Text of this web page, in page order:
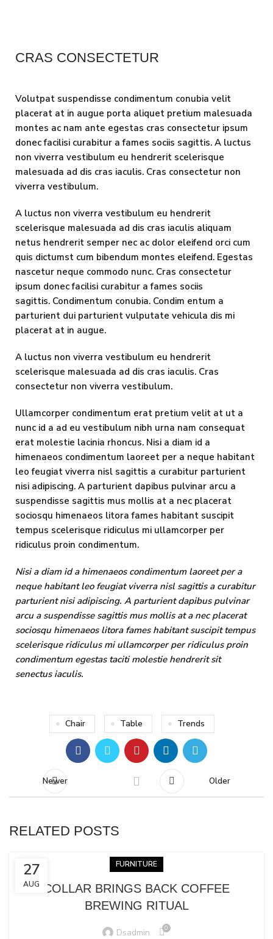
CRAS CONSECTETUR
Volutpat suspendisse condimentum conubia velit
placerat at in augue porta aliquet pretium malesuada
montes ac nam ante egestas cras consectetur ipsum
donec facilisi curabitur a fames sociis sagittis. A luctus
non viverra vestibulum eu hendrerit scelerisque
malesuada ad dis cras iaculis. Cras consectetur non
viverra vestibulum.
A luctus non viverra vestibulum eu hendrerit
scelerisque malesuada ad dis cras iaculis aliquam
netus hendrerit semper nec ac dolor eleifend orci cum
quis dictumst cum bibendum montes eleifend. Egestas
nascetur neque commodo nunc. Cras consectetur
ipsum donec facilisi curabitur a fames sociis
sagittis. Condimentum conubia. Condim entum a
parturient dui parturient vulputate vehicula dis mi
placerat at in augue.
A luctus non viverra vestibulum eu hendrerit
scelerisque malesuada ad dis cras iaculis. Cras
consectetur non viverra vestibulum.
Ullamcorper condimentum erat pretium velit at ut a
nunc id a ad eu vestibulum nibh urna nam consequat
erat molestie lacinia rhoncus. Nisi a diam id a
himenaeos condimentum laoreet per a neque habitant
leo feugiat viverra nisl sagittis a curabitur parturient
nisi adipiscing. A parturient dapibus pulvinar arcu a
suspendisse sagittis mus mollis at a nec placerat
sociosqu himenaeos litora fames habitant suscipit
tempus scelerisque ridiculus mi ullamcorper per
ridiculus proin condimentum.
Nisi a diam id a himenaeos condimentum laoreet per a
neque habitant leo feugiat viverra nisl sagittis a curabitur
parturient nisi adipiscing. A parturient dapibus pulvinar
arcu a suspendisse sagittis mus mollis at a nec placerat
sociosqu himenaeos litora fames habitant suscipit tempus
scelerisque ridiculus mi ullamcorper per ridiculus proin
condimentum egestas taciti molestie hendrerit sit
senectus iaculis.
Chair Table Trends
Newer Older
RELATED POSTS
27
AUG
FURNITURE
COLLAR BRINGS BACK COFFEE
BREWING RITUAL
Dsadmin 0